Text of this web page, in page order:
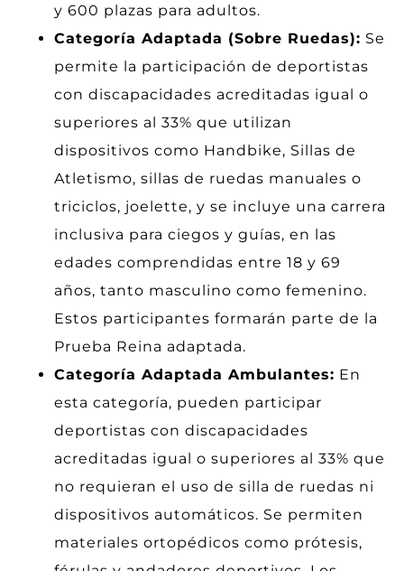
y 600 plazas para adultos.
Categoría Adaptada (Sobre Ruedas): Se
permite la participación de deportistas
con discapacidades acreditadas igual o
superiores al 33% que utilizan
dispositivos como Handbike, Sillas de
Atletismo, sillas de ruedas manuales o
triciclos, joelette, y se incluye una carrera
inclusiva para ciegos y guías, en las
edades comprendidas entre 18 y 69
años, tanto masculino como femenino.
Estos participantes formarán parte de la
Prueba Reina adaptada.
Categoría Adaptada Ambulantes: En
esta categoría, pueden participar
deportistas con discapacidades
acreditadas igual o superiores al 33% que
no requieran el uso de silla de ruedas ni
dispositivos automáticos. Se permiten
materiales ortopédicos como prótesis,